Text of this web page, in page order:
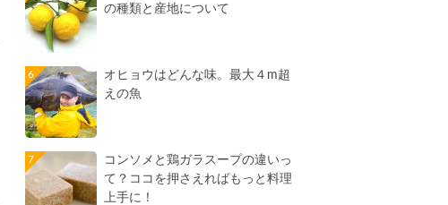
の種類と産地について
オヒョウはどんな味。最大４m超
えの魚
コンソメと鶏ガラスープの違いっ
て？ココを押さえればもっと料理
上手に！